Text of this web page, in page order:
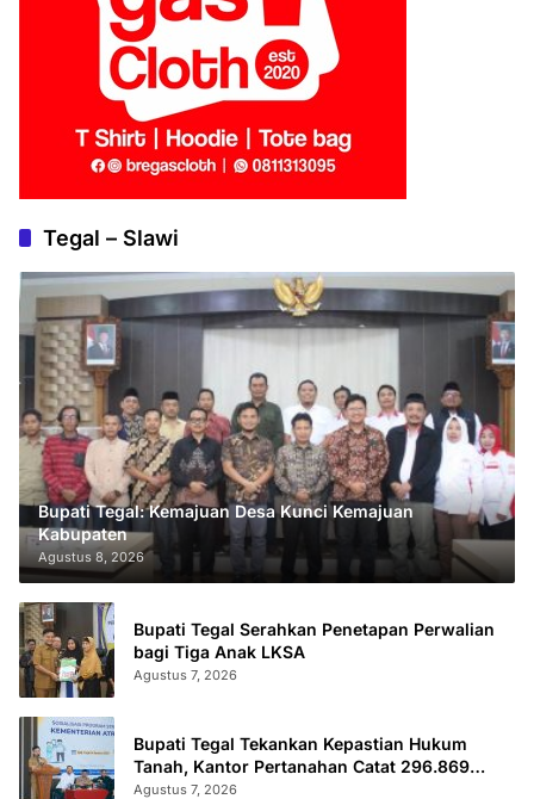
Tegal – Slawi
Bupati Tegal: Kemajuan Desa Kunci Kemajuan
Kabupaten
Agustus 8, 2026
Bupati Tegal Serahkan Penetapan Perwalian
bagi Tiga Anak LKSA
Agustus 7, 2026
Bupati Tegal Tekankan Kepastian Hukum
Tanah, Kantor Pertanahan Catat 296.869
Sertifikat Terbit
Agustus 7, 2026